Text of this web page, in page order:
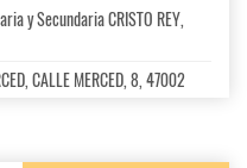
y Secundaria CRISTO REY,
CALLE MERCED, 8, 47002